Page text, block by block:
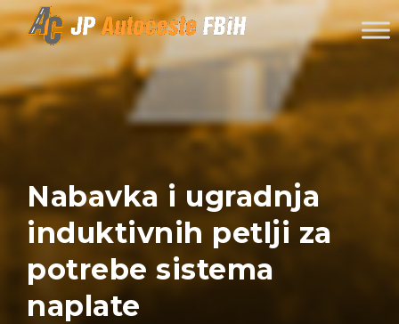
Skip to content
Nabavka i ugradnja
induktivnih petlji za
potrebe sistema
naplate